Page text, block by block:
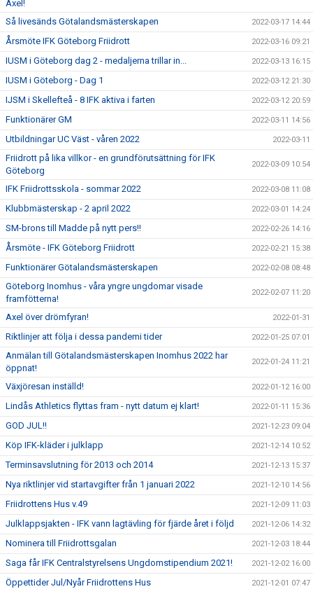
Axel!
Så livesänds Götalandsmästerskapen 2022-03-17 14:44
Årsmöte IFK Göteborg Friidrott 2022-03-16 09:21
IUSM i Göteborg dag 2 - medaljerna trillar in... 2022-03-13 16:15
IUSM i Göteborg - Dag 1 2022-03-12 21:30
IJSM i Skellefteå - 8 IFK aktiva i farten 2022-03-12 20:59
Funktionärer GM 2022-03-11 14:56
Utbildningar UC Väst - våren 2022 2022-03-11
Friidrott på lika villkor - en grundförutsättning för IFK
Göteborg
2022-03-09 10:54
IFK Friidrottsskola - sommar 2022 2022-03-08 11:08
Klubbmästerskap - 2 april 2022 2022-03-01 14:24
SM-brons till Madde på nytt pers!! 2022-02-26 14:16
Årsmöte - IFK Göteborg Friidrott 2022-02-21 15:38
Funktionärer Götalandsmästerskapen 2022-02-08 08:48
Göteborg Inomhus - våra yngre ungdomar visade
framfötterna!
2022-02-07 11:20
Axel över drömfyran! 2022-01-31
Riktlinjer att följa i dessa pandemi tider 2022-01-25 07:01
Anmälan till Götalandsmästerskapen Inomhus 2022 har
öppnat!
2022-01-24 11:21
Växjöresan inställd! 2022-01-12 16:00
Lindås Athletics flyttas fram - nytt datum ej klart! 2022-01-11 15:36
GOD JUL!! 2021-12-23 09:04
Köp IFK-kläder i julklapp 2021-12-14 10:52
Terminsavslutning för 2013 och 2014 2021-12-13 15:37
Nya riktlinjer vid startavgifter från 1 januari 2022 2021-12-10 14:56
Friidrottens Hus v.49 2021-12-09 11:03
Julklappsjakten - IFK vann lagtävling för fjärde året i följd 2021-12-06 14:32
Nominera till Friidrottsgalan 2021-12-03 18:44
Saga får IFK Centralstyrelsens Ungdomstipendium 2021! 2021-12-02 16:00
Öppettider Jul/Nyår Friidrottens Hus 2021-12-01 07:47